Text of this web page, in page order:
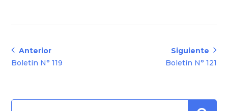
Navegación
de
Anterior
Anterior:
Boletín N° 119
Siguiente
Siguiente:
Boletín N° 121